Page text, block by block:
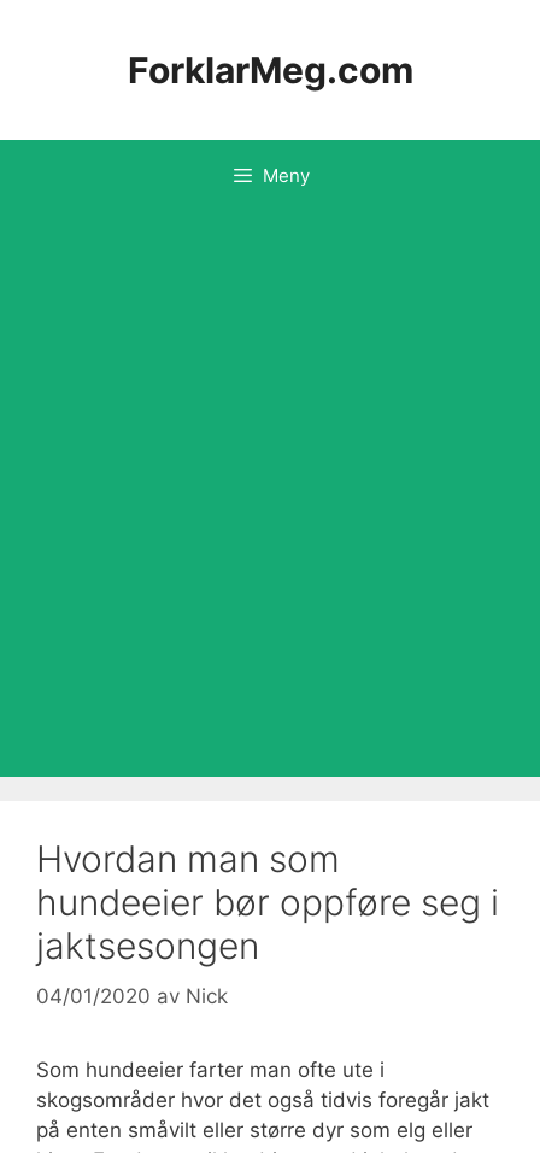
ForklarMeg.com
Meny
Hvordan man som
hundeeier bør oppføre seg i
jaktsesongen
04/01/2020 av Nick
Som hundeeier farter man ofte ute i
skogsområder hvor det også tidvis foregår jakt
på enten småvilt eller større dyr som elg eller